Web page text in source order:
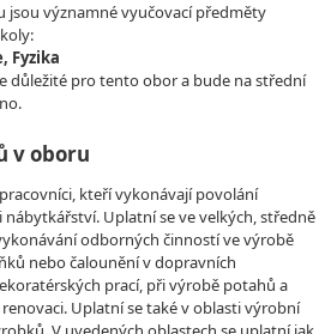
jsou významné vyučovací předměty
Fyzika
důležité pro tento obor a bude na střední
v oboru
kteří vykonávají povolání
Uplatní se ve velkých, středně
odborných činností ve výrobě
nebo čalounění v dopravních
prací, při výrobě potahů a
Uplatní se také v oblasti výrobní